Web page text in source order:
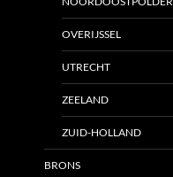
OVERIJSSEL
UTRECHT
ZEELAND
ZUID-HOLLAND
BRONS